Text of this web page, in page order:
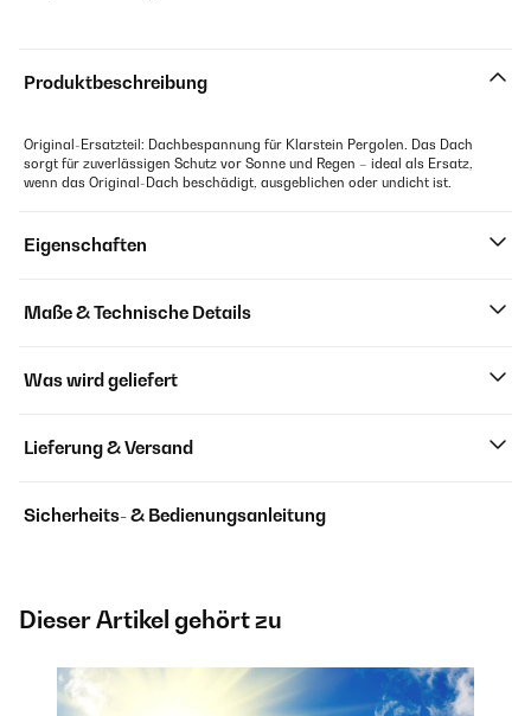
Produktbeschreibung
Original-Ersatzteil: Dachbespannung für Klarstein Pergolen. Das Dach
sorgt für zuverlässigen Schutz vor Sonne und Regen – ideal als Ersatz,
wenn das Original-Dach beschädigt, ausgeblichen oder undicht ist.
Eigenschaften
Maße & Technische Details
Was wird geliefert
Lieferung & Versand
Sicherheits- & Bedienungsanleitung
Dieser Artikel gehört zu